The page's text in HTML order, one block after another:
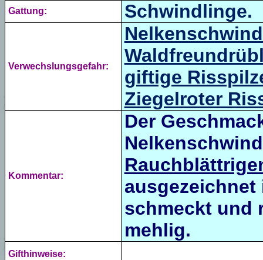
Gattung: Schwindlinge.
Verwechslungsgefahr:
giftige
Ziegelroter
Kommentar:
Der
ausgezeichnet
schmeckt und
mehlig.
Gifthinweise: